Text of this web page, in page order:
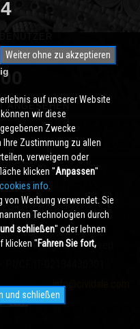
ANGESEHEN
All Rights Reserved
info@cividale.com
Weiter ohne zu akzeptieren
auf unserer Website
wir diese
Zwecke
Ihre Zustimmung zu allen
verweigern oder
klicken ''Anpassen''
cookies info.
Werbung verwendet. Sie
Technologien durch
schließen'' oder lehnen
klicken ''Fahren Sie fort,
und schließen